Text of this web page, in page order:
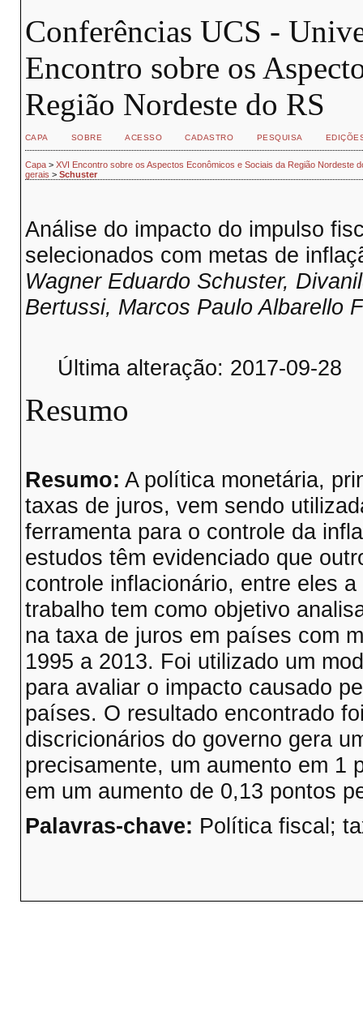
Conferências UCS -
Encontro sobre os
Região Nordeste do RS
CAPA SOBRE ACESSO CADASTRO PESQUISA
Capa> XVI Encontro sobre os Aspectos Econômicos e Sociais da Região Nordeste
gerais > Schuster
Análise do impacto do impulso
selecionados com metas de
Wagner Eduardo Schuster,
Bertussi, Marcos Paulo Albarello
Última alteração: 2017-09-28
Resumo
Resumo: A política monetária,
taxas de juros, vem sendo
ferramenta para o controle da
estudos têm evidenciado que
controle inflacionário, entre eles
trabalho tem como objetivo
na taxa de juros em países com
1995 a 2013. Foi utilizado um
para avaliar o impacto causado
países. O resultado encontrado
discricionários do governo gera
precisamente, um aumento em 1
em um aumento de 0,13 pontos
Palavras-chave: Política fiscal;